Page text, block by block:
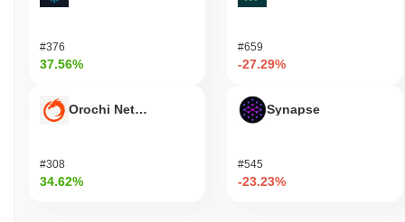
#376
37.56%
Orochi Network
#308
34.62%
#659
-27.29%
Synapse
#545
-23.23%